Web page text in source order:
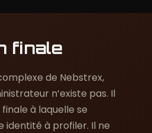
finale
de Nebstrex,
n’existe pas. Il
à laquelle se
identité à profiler. Il ne